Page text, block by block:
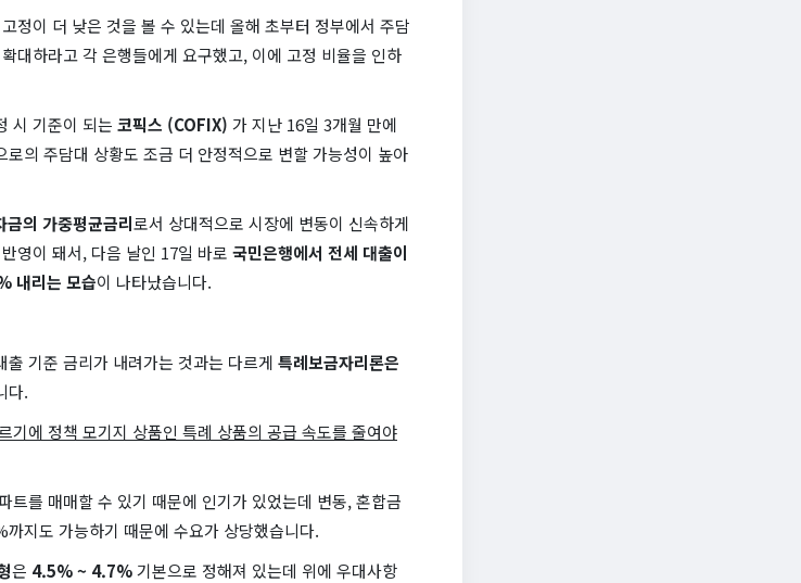
정이 더 낮은 것을 볼 수 있는데 올해 초부터 정부에서 주담
대하라고 각 은행들에게 요구했고, 이에 고정 비율을 인하
시 기준이 되는 코픽스 (COFIX) 가 지난 16일 3개월 만에
의 주담대 상황도 조금 더 안정적으로 변할 가능성이 높아
의 가중평균금리로서 상대적으로 시장에 변동이 신속하게
영이 돼서, 다음 날인 17일 바로 국민은행에서 전세 대출이
내리는 모습이 나타났습니다.
기준 금리가 내려가는 것과는 다르게 특례보금자리론은
다.
기에 정책 모기지 상품인 특례 상품의 공급 속도를 줄여야
트를 매매할 수 있기 때문에 인기가 있었는데 변동, 혼합금
지도 가능하기 때문에 수요가 상당했습니다.
은 4.5% ~ 4.7%기본으로 정해져 있는데 위에 우대사항